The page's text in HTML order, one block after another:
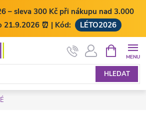
– sleva 300 Kč při nákupu nad 3.000
21.9.2026 ⏰ | Kód:
LÉTO2026
HLEDAT
NÁKUPNÍ
KOŠÍK